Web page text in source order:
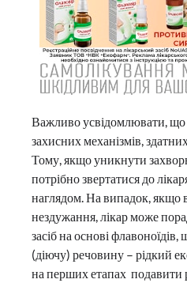
Важливо усвідомлювати,
захисних механізмів,
Тому, якщо уникнути
потрібно звертатися до
наглядом. На випадок, якщо
нездужання, лікар може
засіб на основі
(діючу) речовину – рідкий
на перших етапах подавити